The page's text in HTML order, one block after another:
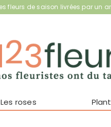
fleurs de saison livrées par un
Les roses